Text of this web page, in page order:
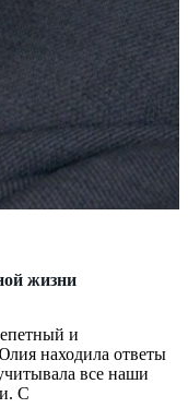
жизни
и
находила ответы
все наши
С